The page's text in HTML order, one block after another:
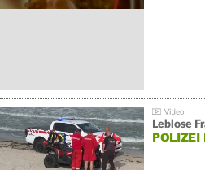
Leblose
POLIZEI